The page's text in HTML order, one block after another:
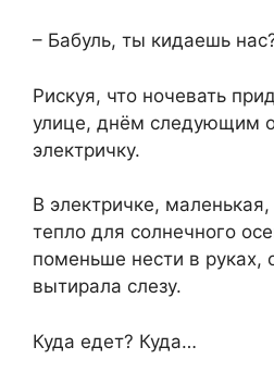
– Бабуль, ты кидаешь
Рискуя, что ночевать
улице, днём следующим
электричку.
В электричке,
тепло для солнечного
поменьше нести в руках,
вытирала слезу.
Куда едет? Куда…